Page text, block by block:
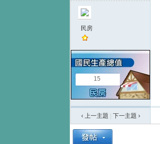
民房
15
‹ 上一主題
下一主題 ›